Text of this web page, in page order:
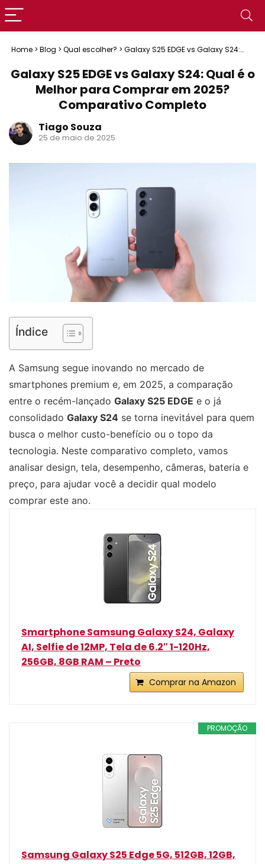
Home > Blog > Qual escolher? > Galaxy S25 EDGE vs Galaxy S24:
Galaxy S25 EDGE vs Galaxy S24: Qual é o
Melhor para Comprar em 2025?
Comparativo Completo
Tiago Souza
25 de maio de 2025
Índice
A Samsung segue inovando no mercado de
smartphones premium e, em 2025, a comparação
entre o recém-lançado Galaxy S25 EDGE e o já
consolidado Galaxy S24 se torna inevitável para quem
busca o melhor custo-benefício ou o topo da
tecnologia. Neste comparativo completo, vamos
analisar design, tela, desempenho, câmeras, bateria e
preço, para ajudar você a decidir qual modelo
comprar este ano.
Smartphone Samsung Galaxy S24, Galaxy
AI, Selfie de 12MP, Tela de 6.2″ 1-120Hz,
256GB, 8GB RAM – Preto
Comprar na Amazon
PROMOÇÃO
Samsung Galaxy S25 Edge 5G, 512GB, 12GB,